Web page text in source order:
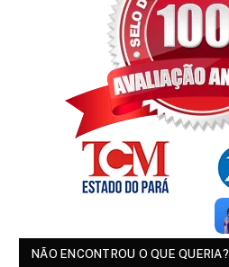
NÃO ENCONTROU O QUE QUERIA?